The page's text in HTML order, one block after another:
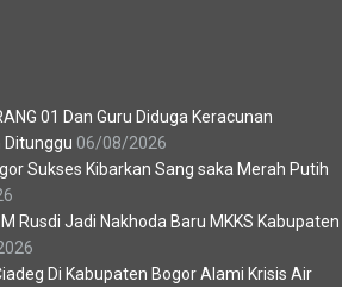
01 Dan Guru Diduga Keracunan
Ditunggu 06/08/2026
Sukses Kibarkan Sang saka Merah Putih
Rusdi Jadi Nakhoda Baru MKKS Kabupaten
Di Kabupaten Bogor Alami Krisis Air